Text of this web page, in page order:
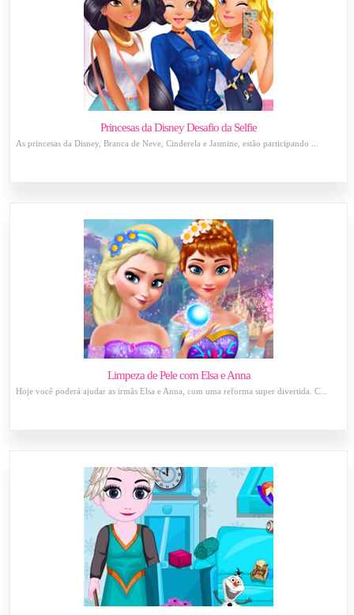
Princesas da Disney Desafio da Selfie
As princesas da Disney, Branca de Neve, Cinderela e Jasmine, estão participando ...
Limpeza de Pele com Elsa e Anna
Hoje você poderá ajudar as irmãs Elsa e Anna, com uma reforma super divertida. C...